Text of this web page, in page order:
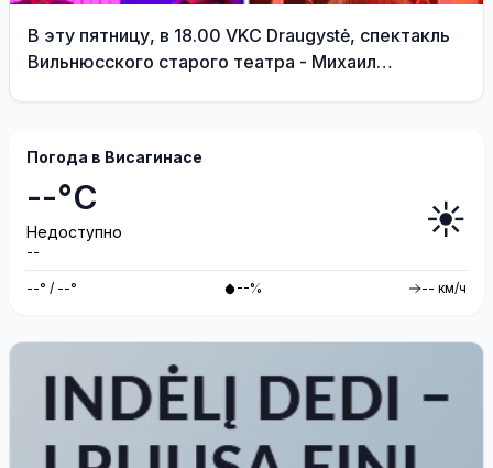
В эту пятницу, в 18.00 VKC Draugystė, спектакль
Вильнюсского старого театра - Михаил
Погода в Висагинасе
--°C
Недоступно
--
☀️
--° / --° --% -- км/ч